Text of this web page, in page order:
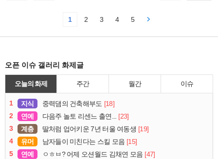
1 2 3 4 5
오픈 이슈 갤러리 화제글
오늘의 화제 주간 월간 이슈
1 지식 중력댐의 건축해부도 [18]
2
연예 다음주 놀토 리센느 출연... [23]
3
계층 딸처럼 업어키운 7년 터울 여동생 [19]
4
유머 남자들이 미친다는 스킬 모음 [15]
5
연예 ㅇㅎㅂ? 어제 오션월드 김채연 모음 [47]